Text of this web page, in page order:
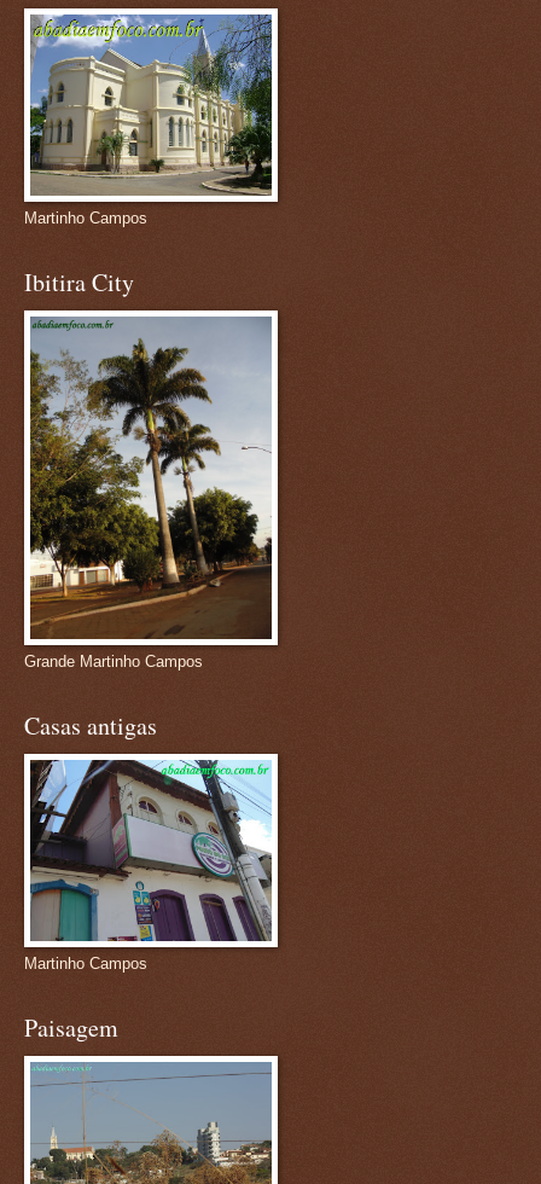
Martinho Campos
Ibitira City
Grande Martinho Campos
Casas antigas
Martinho Campos
Paisagem